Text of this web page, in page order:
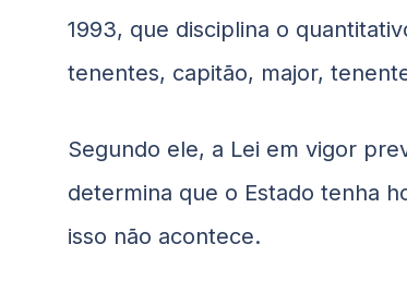
1993, que disciplina o
tenentes, capitão, major,
Segundo ele, a Lei em vigor
determina que o Estado tenha
isso não acontece.